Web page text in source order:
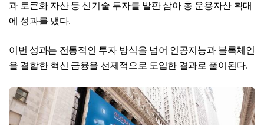
과 토큰화 자산 등 신기술 투자를 발판 삼아 총 운용자산 확대
에 성과를 냈다.
이번 성과는 전통적인 투자 방식을 넘어 인공지능과 블록체인
을 결합한 혁신 금융을 선제적으로 도입한 결과로 풀이된다.